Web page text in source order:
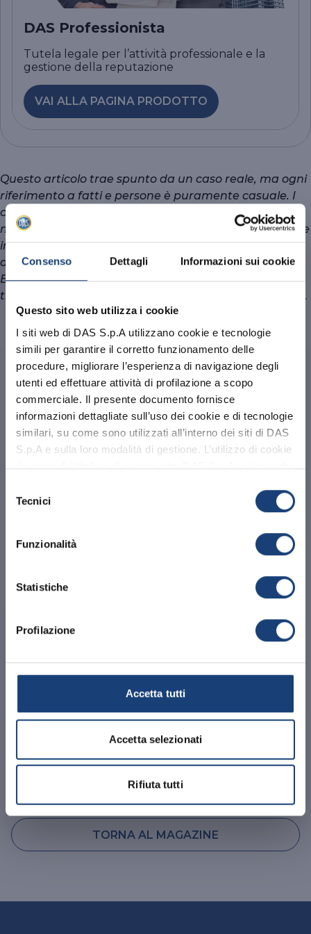
Consenso Dettagli Informazioni sui cookie
Questo sito web utilizza i cookie
I siti web di DAS S.p.A utilizzano cookie e tecnologie
simili per garantire il corretto funzionamento delle
procedure, migliorare l’esperienza di navigazione degli
utenti ed effettuare attività di profilazione a scopo
commerciale. Il presente documento fornisce
informazioni dettagliate sull’uso dei cookie e di tecnologie
similari, su come sono utilizzati all’interno dei siti di DAS
S.p.A e sulla loro modalità di gestione. L’utilizzo di cookie
da parte del titolare di questo sito, DAS S.p.A. si inquadra
Sito alle quali si rinvia.
delTecnici
Funzionalità
Statistiche
Profilazione
Accetta tutti
Accetta selezionati
Rifiuta tutti
DAS Professionista
Tutela legale per l’attività professionale e la
gestione della reputazione
VAI ALLA PAGINA PRODOTTO
Questo articolo trae spunto da un caso reale, ma ogni
riferimento a fatti e persone è puramente casuale. I
contenuti normativi e sostanziali hanno finalità
meramente informativa, divulgativa o promozionale e
in nessuna circostanza DAS risponderà per l’uso non
autorizzato o improprio degli stessi da parte di terzi.
Eventuali dati statistici e contenuti infografici sono
tratti da fonti citate nel rispetto dei diritti di copyright.
Contenuti correlati
Presentazione nuovo prodotto
Professionista è ideata per tutelare il singolo
professionista, lo studio associato, la società tra
25.05.2021 GUARDA VIDEO
TORNA AL MAGAZINE
Abbiamo aggiornato la sezione privacy.
aggiornata
OK, HO CAPITO.